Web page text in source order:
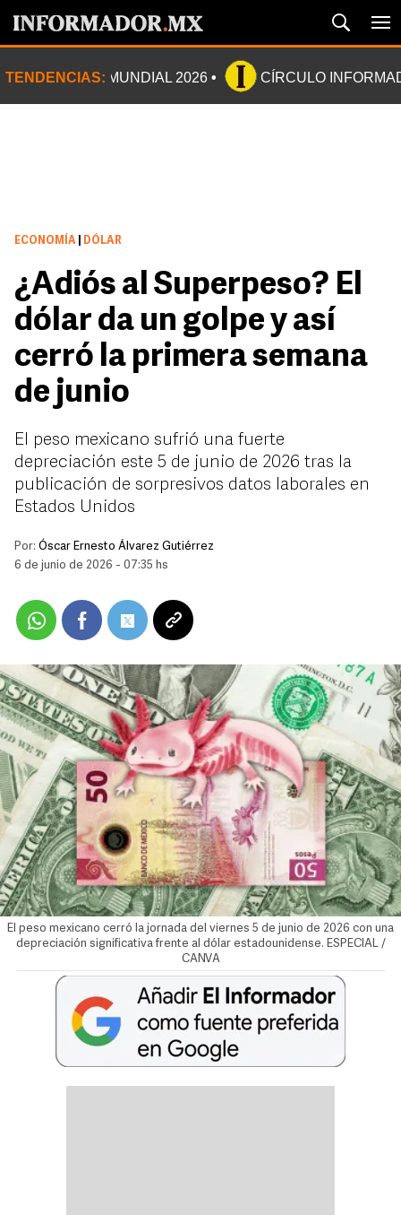
TENDENCIAS: MUNDIAL 2026 CÍRCULO
ECONOMÍA DÓLAR
¿Adiós al Superpeso? El
dólar da un golpe y así
cerró la primera semana
de junio
El peso mexicano sufrió una fuerte
depreciación este 5 de junio de 2026 tras la
publicación de sorpresivos datos laborales en
Estados Unidos
Por: Óscar Ernesto Álvarez Gutiérrez
6 de junio de 2026 - 07:35 hs
El peso mexicano cerró la jornada del viernes 5 de junio de 2026 con una
depreciación significativa frente al dólar estadounidense. ESPECIAL /
CANVA